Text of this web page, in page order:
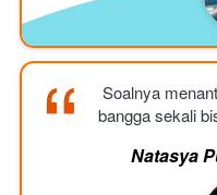
“
Soalnya
bangga sekali
Natasya